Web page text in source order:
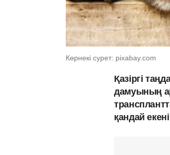
Көрнекі сурет: pixabay.com
Қазіргі
дамуының
қандай